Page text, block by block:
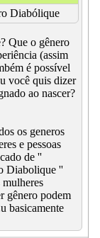
Diabólique
Que o gênero
(assim
é possível
você quis dizer
ao nascer?
os generos
e pessoas
de ''
Diabolique ''
gênero podem
basicamente